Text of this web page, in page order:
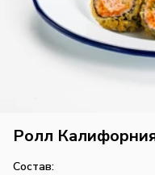
Ролл
Состав: